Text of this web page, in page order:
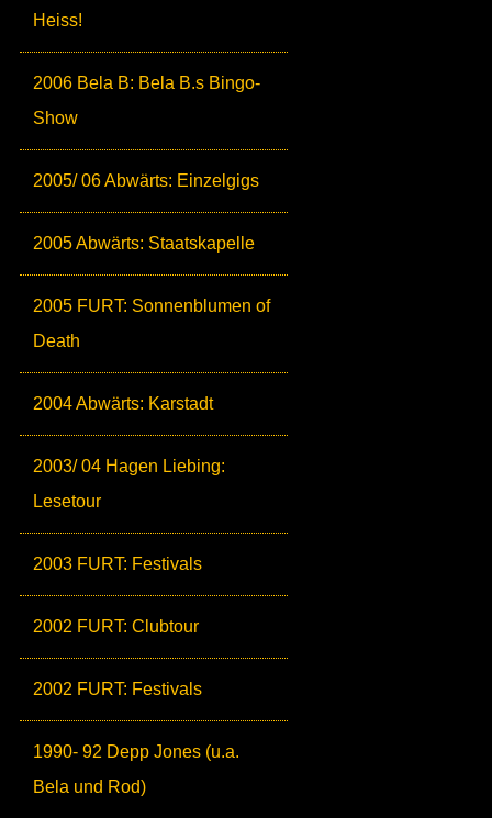
Heiss!
2006 Bela B: Bela B.s Bingo-
Show
2005/ 06 Abwärts: Einzelgigs
2005 Abwärts: Staatskapelle
2005 FURT: Sonnenblumen of
Death
2004 Abwärts: Karstadt
2003/ 04 Hagen Liebing:
Lesetour
2003 FURT: Festivals
2002 FURT: Clubtour
2002 FURT: Festivals
1990- 92 Depp Jones (u.a.
Bela und Rod)